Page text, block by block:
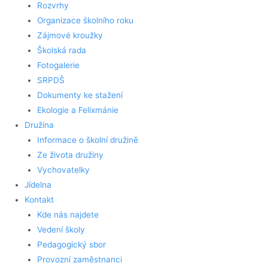
Rozvrhy
Organizace školního roku
Zájmové kroužky
Školská rada
Fotogalerie
SRPDŠ
Dokumenty ke stažení
Ekologie a Felixmánie
Družina
Informace o školní družině
Ze života družiny
Vychovatelky
Jídelna
Kontakt
Kde nás najdete
Vedení školy
Pedagogický sbor
Provozní zaměstnanci